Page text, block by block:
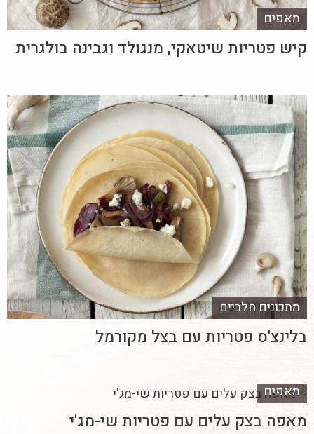
מאפים
קיש פטריות שיטאקי, מנגולד וגבינה בולגרית
מתכונים חלביים
בלינצ'ס פטריות עם בצל מקורמל
מאפים
מאפה בצק עלים עם פטריות שי-מג'י